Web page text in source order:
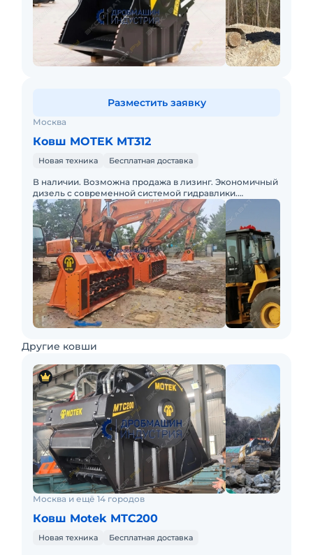
Москва
Ковш MOTEK MT312
Новая техника Бесплатная доставка
В наличии. Возможна продажа в лизинг. Экономичный
дизель с современной системой гидравлики.
Централизованная система смазки с компьютерным
управлением.
Разместить заявку
Другие ковши
Москва и ещё 14 городов
Ковш Motek MTC200
Новая техника Бесплатная доставка